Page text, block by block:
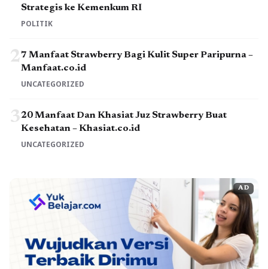
Strategis ke Kemenkum RI
POLITIK
27 Manfaat Strawberry Bagi Kulit Super Paripurna –
Manfaat.co.id
UNCATEGORIZED
320 Manfaat Dan Khasiat Juz Strawberry Buat
Kesehatan – Khasiat.co.id
UNCATEGORIZED
AD